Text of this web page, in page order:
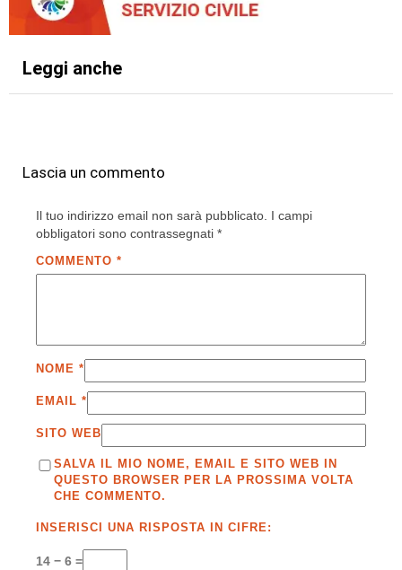
Leggi anche
Lascia un commento
Il tuo indirizzo email non sarà pubblicato. I campi
obbligatori sono contrassegnati *
COMMENTO *
NOME *
EMAIL *
SITO WEB
SALVA IL MIO NOME, EMAIL E SITO WEB IN
QUESTO BROWSER PER LA PROSSIMA VOLTA
CHE COMMENTO.
INSERISCI UNA RISPOSTA IN CIFRE:
14 − 6 =